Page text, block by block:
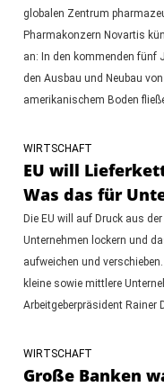
globalen Zentrum
Pharmakonzern Novartis
an: In den kommenden fünf
den Ausbau und Neubau
amerikanischem Boden
WIRTSCHAFT
EU will
Was das für
Die EU will auf Druck aus
Unternehmen lockern und
aufweichen und
kleine sowie mittlere
Arbeitgeberpräsident Rainer
WIRTSCHAFT
Große Banken